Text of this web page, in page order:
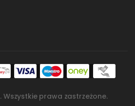
. Wszystkie prawa zastrzeżone.